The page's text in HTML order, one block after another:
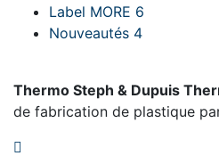
Label MORE 6
Nouveautés 4
Thermo Steph & Dupuis
de fabrication de plastique